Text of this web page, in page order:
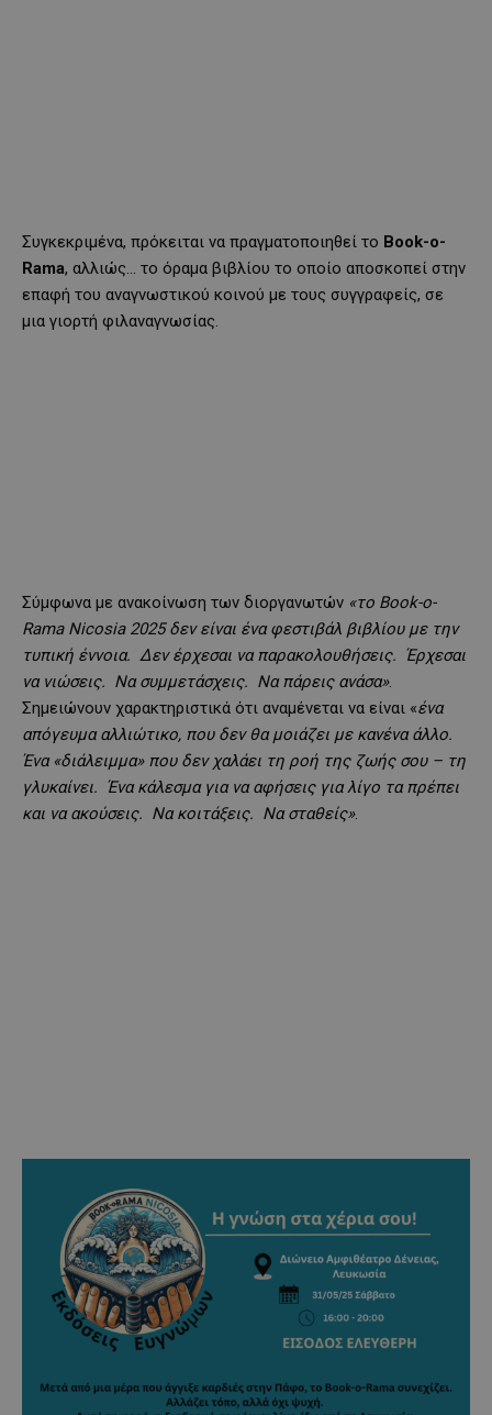
Συγκεκριμένα, πρόκειται να πραγματοποιηθεί το Book-o-
Rama, αλλιώς… το όραμα βιβλίου το οποίο αποσκοπεί στην
επαφή του αναγνωστικού κοινού με τους συγγραφείς, σε
μια γιορτή φιλαναγνωσίας.
Σύμφωνα με ανακοίνωση των διοργανωτών «το Book-o-
Rama Nicosia 2025 δεν είναι ένα φεστιβάλ βιβλίου με την
τυπική έννοια. Δεν έρχεσαι να παρακολουθήσεις. Έρχεσαι
να νιώσεις. Να συμμετάσχεις. Να πάρεις ανάσα».
Σημειώνουν χαρακτηριστικά ότι αναμένεται να είναι «ένα
απόγευμα αλλιώτικο, που δεν θα μοιάζει με κανένα άλλο.
Ένα «διάλειμμα» που δεν χαλάει τη ροή της ζωής σου – τη
γλυκαίνει. Ένα κάλεσμα για να αφήσεις για λίγο τα πρέπει
και να ακούσεις. Να κοιτάξεις. Να σταθείς».